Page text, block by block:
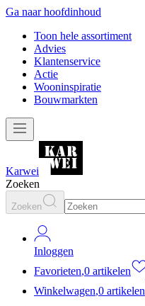
Ga naar hoofdinhoud
Toon hele assortiment
Advies
Klantenservice
Actie
Wooninspiratie
Bouwmarkten
Karwei
Zoeken
Zoeken
Inloggen
Favorieten,0 artikelen
Winkelwagen,0 artikelen